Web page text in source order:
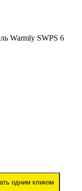
Warmly SWPS 6
одним кликом